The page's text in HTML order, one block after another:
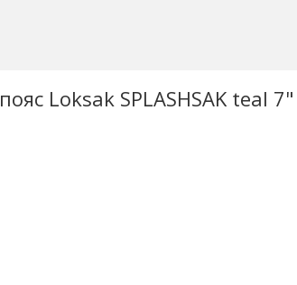
Loksak SPLASHSAK teal 7"